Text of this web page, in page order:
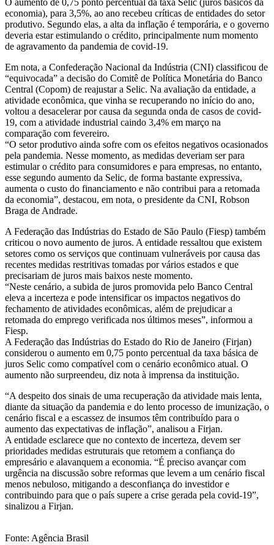
economia), para 3,5%, ao ano recebeu críticas de entidades do setor
produtivo. Segundo elas, a alta da inflação é temporária, e o governo
deveria estar estimulando o crédito, principalmente num momento
de agravamento da pandemia de covid-19.
Em nota, a Confederação Nacional da Indústria (CNI) classificou de
“equivocada” a decisão do Comitê de Política Monetária do Banco
Central (Copom) de reajustar a Selic. Na avaliação da entidade, a
atividade econômica, que vinha se recuperando no início do ano,
voltou a desacelerar por causa da segunda onda de casos de covid-
19, com a atividade industrial caindo 3,4% em março na
comparação com fevereiro.
“O setor produtivo ainda sofre com os efeitos negativos ocasionados
pela pandemia. Nesse momento, as medidas deveriam ser para
estimular o crédito para consumidores e para empresas, no entanto,
esse segundo aumento da Selic, de forma bastante expressiva,
aumenta o custo do financiamento e não contribui para a retomada
da economia”, destacou, em nota, o presidente da CNI, Robson
Braga de Andrade.
A Federação das Indústrias do Estado de São Paulo (Fiesp) também
criticou o novo aumento de juros. A entidade ressaltou que existem
setores como os serviços que continuam vulneráveis por causa das
recentes medidas restritivas tomadas por vários estados e que
precisariam de juros mais baixos neste momento.
“Neste cenário, a subida de juros promovida pelo Banco Central
eleva a incerteza e pode intensificar os impactos negativos do
fechamento de atividades econômicas, além de prejudicar a
retomada do emprego verificada nos últimos meses”, informou a
Fiesp.
A Federação das Indústrias do Estado do Rio de Janeiro (Firjan)
considerou o aumento em 0,75 ponto percentual da taxa básica de
juros Selic como compatível com o cenário econômico atual. O
aumento não surpreendeu, diz nota à imprensa da instituição.
“A despeito dos sinais de uma recuperação da atividade mais lenta,
diante da situação da pandemia e do lento processo de imunização, o
cenário fiscal e a escassez de insumos têm contribuído para o
aumento das expectativas de inflação”, analisou a Firjan.
A entidade esclarece que no contexto de incerteza, devem ser
prioridades medidas estruturais que retomem a confiança do
empresário e alavanquem a economia. “É preciso avançar com
urgência na discussão sobre reformas que levem a um cenário fiscal
menos nebuloso, mitigando a desconfiança do investidor e
contribuindo para que o país supere a crise gerada pela covid-19”,
sinalizou a Firjan.
Fonte: Agência Brasil